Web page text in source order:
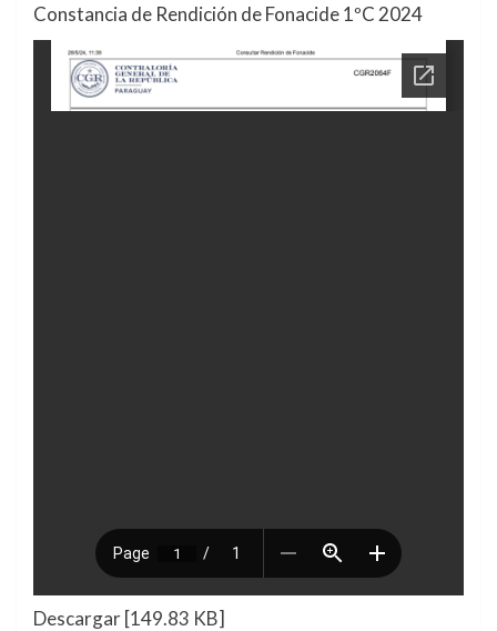
Constancia de Rendición de Fonacide 1ºC 2024
Descargar [149.83 KB]